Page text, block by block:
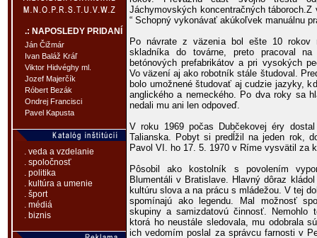
.: NAPOSLEDY PRIDANÍ
Ján Čižmár
Ivan Baláž Kráľ
Viktor Hidvéghy ml.
Jozef Majerčík
Róbert Bezák
Ondrej Francisci
Pavel Kapusta
. veda a vzdelanie
. spoločnosť
. politika
. kultúra a umenie
. šport
. médiá
. biznis
Jáchymovských koncentračných
“ Schopný vykonávať akúkoľvek manuálnu
Po návrate z väzenia bol ešte 10 rokov
skladníka do továrne, preto pracoval
betónových prefabrikátov a pri vysokých
Vo väzení aj ako robotník stále študoval.
bolo umožnené študovať aj cudzie jazyky,
anglického a nemeckého. Po dva roky sa
nedali mu ani len odpoveď.
V roku 1969 počas Dubčekovej éry
Talianska. Pobyt si predĺžil na jeden rok,
Pavol VI. ho 17. 5. 1970 v Ríme vysvätil za
Pôsobil ako kostolník s povolením
Blumentáli v Bratislave. Hlavný dôraz
kultúru slova a na prácu s mládežou. V tej
spomínajú ako legendu. Mal možnosť
skupiny a samizdatovú činnosť. Nemohlo
ktorá ho neustále sledovala, mu odobrala
ich vedomím poslal za správcu farnosti v